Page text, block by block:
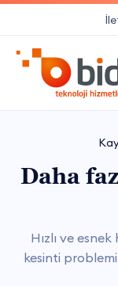
Daha
Hızlı ve
kesinti